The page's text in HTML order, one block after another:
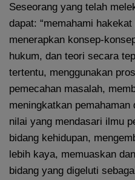
Seseorang yang telah
dapat: “memahami
menerapkan konsep-
hukum, dan teori secara
tertentu, menggunakan
pemecahan masalah,
meningkatkan
nilai yang mendasari ilmu
bidang kehidupan,
lebih kaya, memuaskan
bidang yang digeluti